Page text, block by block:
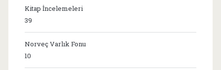
Kitap İncelemeleri
39
Norveç Varlık Fonu
10